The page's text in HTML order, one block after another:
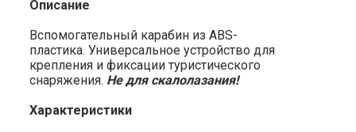
Описание
Вспомогательный карабин из ABS-
пластика. Универсальное устройство для
крепления и фиксации туристического
снаряжения. Не для скалолазания!
Характеристики